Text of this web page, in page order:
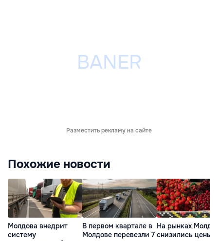
Разместить рекламу на сайте
Похожие новости
Молдова внедрит
систему
В первом квартале в
Молдове перевезли 7
На рынках
снизились цены